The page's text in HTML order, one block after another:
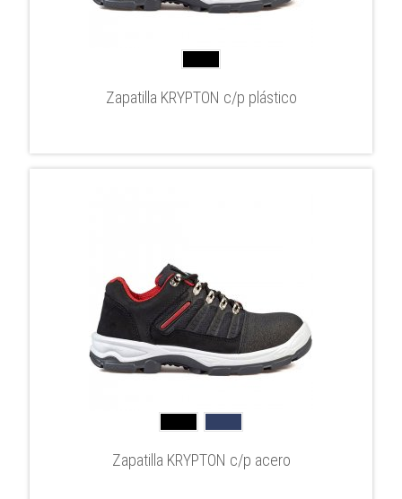
Zapatilla KRYPTON c/p plástico
Zapatilla KRYPTON c/p acero